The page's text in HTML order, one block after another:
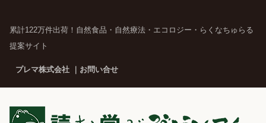
累計122万件出荷！自然食品・自然療法・エコロジー・らくなちゅらる
提案サイト
プレマ株式会社 お問い合せ